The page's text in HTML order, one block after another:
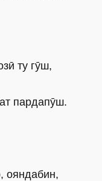
ту гӯш,
пардапӯш.
ояндабин,